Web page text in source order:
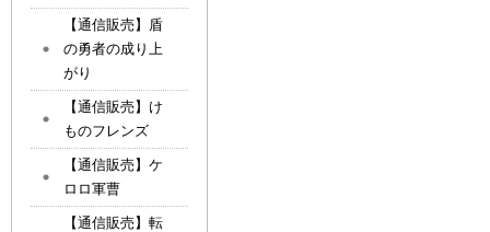
【通信販売】盾
の勇者の成り上
がり
【通信販売】け
ものフレンズ
【通信販売】ケ
ロロ軍曹
【通信販売】転